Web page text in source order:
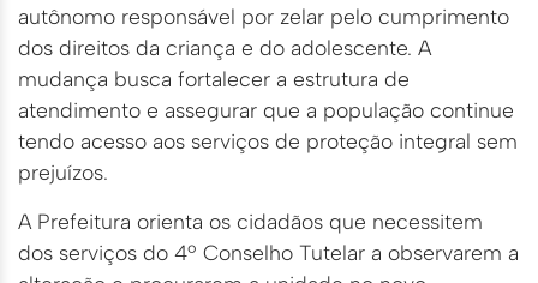
autônomo responsável por zelar pelo cumprimento
dos direitos da criança e do adolescente. A
mudança busca fortalecer a estrutura de
atendimento e assegurar que a população continue
tendo acesso aos serviços de proteção integral sem
prejuízos.
A Prefeitura orienta os cidadãos que necessitem
dos serviços do 4º Conselho Tutelar a observarem a